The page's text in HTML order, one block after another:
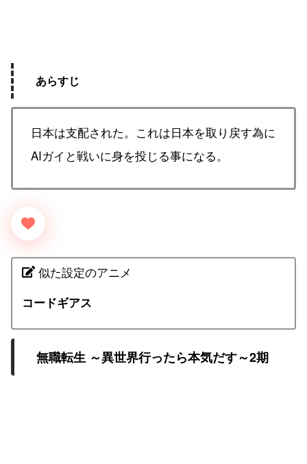
あらすじ
日本は支配された。これは日本を取り戻す為に
AIガイと戦いに身を投じる事になる。
似た設定のアニメ
コードギアス
無職転生 ～異世界行ったら本気だす～2期